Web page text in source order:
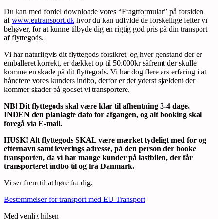
Du kan med fordel downloade vores “Fragtformular” på forsiden
afwww.eutransport.dk hvor du kan udfylde de forskellige felter vi
behøver, for at kunne tilbyde dig en rigtig god pris på din transport
af flyttegods.
Vi har naturligvis dit flyttegods forsikret, og hver genstand der er
emballeret korrekt, er dækket op til 50.000kr såfremt der skulle
komme en skade på dit flyttegods. Vi har dog flere års erfaring i at
håndtere vores kunders indbo, derfor er det yderst sjældent der
kommer skader på godset vi transportere.
NB! Dit flyttegods skal være klar til afhentning 3-4 dage,
INDEN den planlagte dato for afgangen, og alt booking skal
foregå via E-mail.
HUSK! Alt flyttegods SKAL være mærket tydeligt med for og
efternavn samt leverings adresse, på den person der booke
transporten, da vi har mange kunder på lastbilen, der får
transporteret indbo til og fra Danmark.
Vi ser frem til at høre fra dig.
Bestemmelser for transport med EU Transport
Med venlig hilsen